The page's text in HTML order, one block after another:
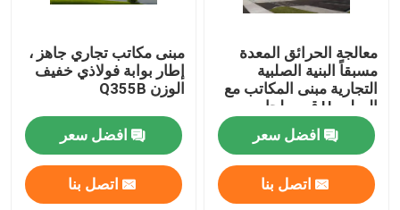
معالجة الحرائق المعدة
مسبقاً البنية الصلبية
التجارية مبنى المكاتب مع
الصلب H قسم لحام
افضل سعر
اتصل بنا
مبنى مكاتب تجاري جاهز ،
إطار بوابة فولاذي خفيف
الوزن Q355B
افضل سعر
اتصل بنا